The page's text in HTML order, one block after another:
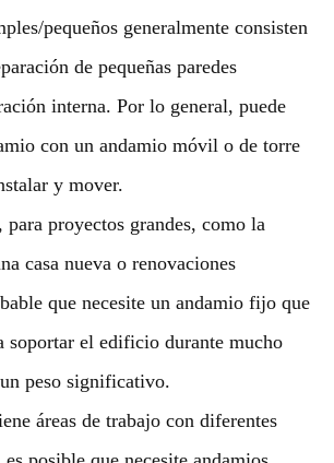
pequeños generalmente consisten
de pequeñas paredes
interna. Por lo general, puede
con un andamio móvil o de torre
y mover.
proyectos grandes, como la
casa nueva o renovaciones
que necesite un andamio fijo que
soportar el edificio durante mucho
peso significativo.
áreas de trabajo con diferentes